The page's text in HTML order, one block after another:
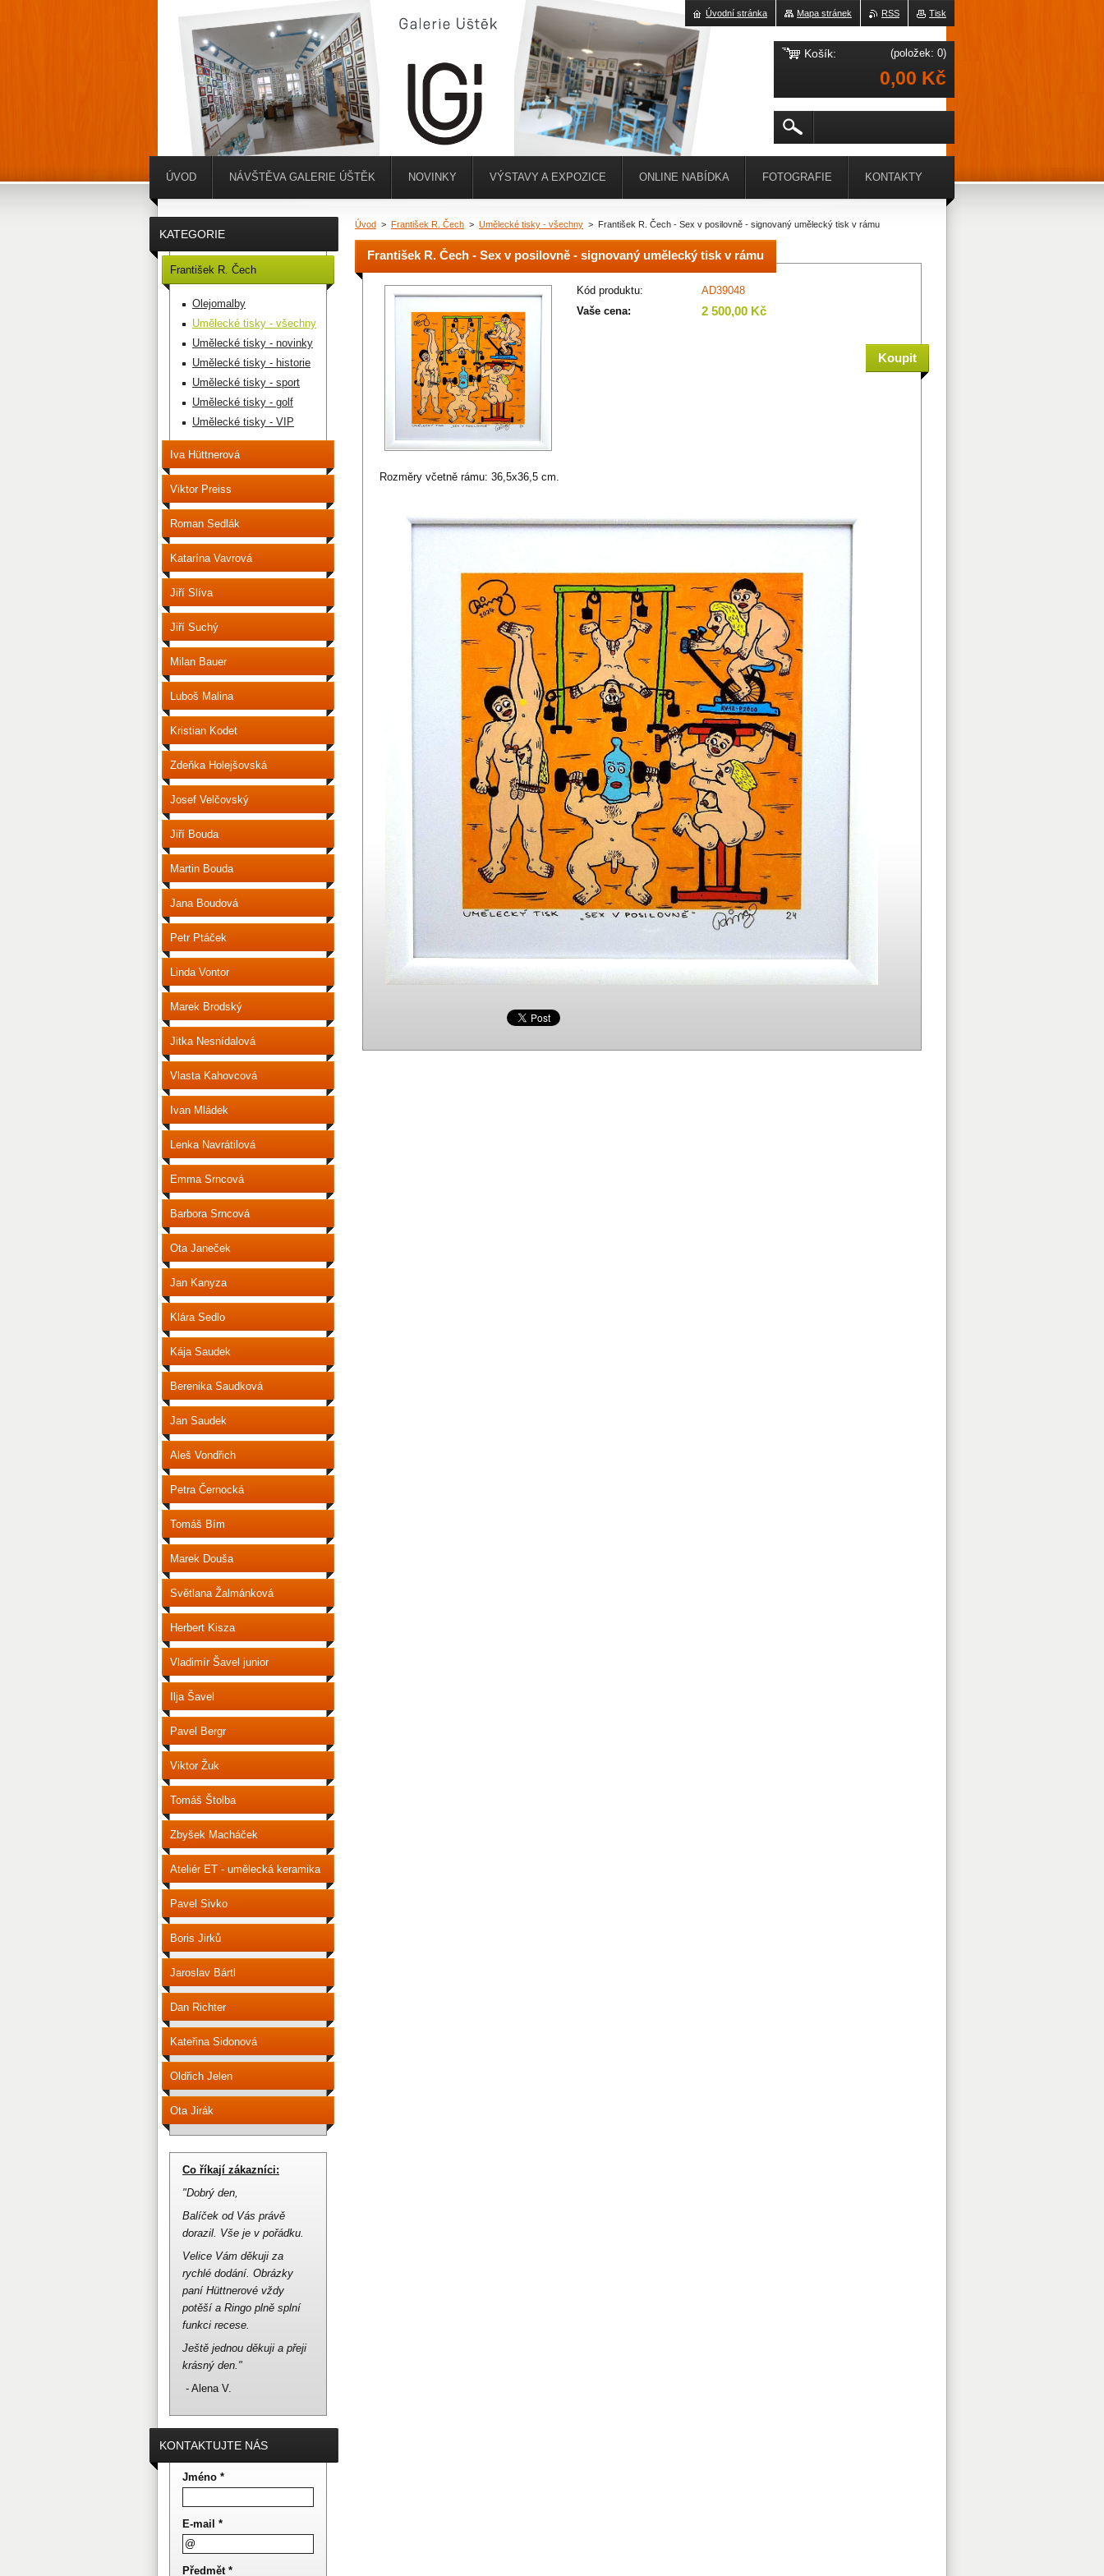
Úvod > František R. Čech > Umělecké tisky - všechny > František R. Čech - Sex v posilovně - signovaný umělecký tisk v rámu
František R. Čech - Sex v posilovně - signovaný umělecký tisk v rámu
Kód produktu:
AD39048
Vaše cena:
2 500,00 Kč
Rozměry včetně rámu: 36,5x36,5 cm.
KATEGORIE
František R. Čech
Olejomalby
Umělecké tisky - všechny
Umělecké tisky - novinky
Umělecké tisky - historie
Umělecké tisky - sport
Umělecké tisky - golf
Umělecké tisky - VIP
Iva Hüttnerová
Viktor Preiss
Roman Sedlák
Katarína Vavrová
Jiří Slíva
Jiří Suchý
Milan Bauer
Luboš Malina
Kristian Kodet
Zdeňka Holejšovská
Josef Velčovský
Jiří Bouda
Martin Bouda
Jana Boudová
Petr Ptáček
Linda Vontor
Marek Brodský
Jitka Nesnídalová
Vlasta Kahovcová
Ivan Mládek
Lenka Navrátilová
Emma Srncová
Barbora Srncová
Ota Janeček
Jan Kanyza
Klára Sedlo
Kája Saudek
Berenika Saudková
Jan Saudek
Aleš Vondřich
Petra Černocká
Tomáš Bím
Marek Douša
Světlana Žalmánková
Herbert Kisza
Vladimír Šavel junior
Ilja Šavel
Pavel Bergr
Viktor Žuk
Tomáš Štolba
Zbyšek Macháček
Ateliér ET - umělecká keramika
Pavel Sivko
Boris Jirků
Jaroslav Bártl
Dan Richter
Kateřina Sidonová
Oldřich Jelen
Ota Jirák
Co říkají zákazníci:
"Dobrý den,
Balíček od Vás právě
dorazil. Vše je v pořádku.
Velice Vám děkuji za
rychlé dodání. Obrázky
paní Hüttnerové vždy
potěší a Ringo plně splní
funkci recese.
Ještě jednou děkuji a přeji
krásný den."
- Alena V.
KONTAKTUJTE NÁS
Jméno *
E-mail *
Předmět *
ÚVOD NÁVŠTĚVA GALERIE ÚŠTĚK NOVINKY VÝSTAVY A EXPOZICE ONLINE NABÍDKA FOTOGRAFIE KONTAKTY
Tisk
RSS
Mapa stránek
Úvodní stránka
Košík: (položek: 0)
0,00 Kč